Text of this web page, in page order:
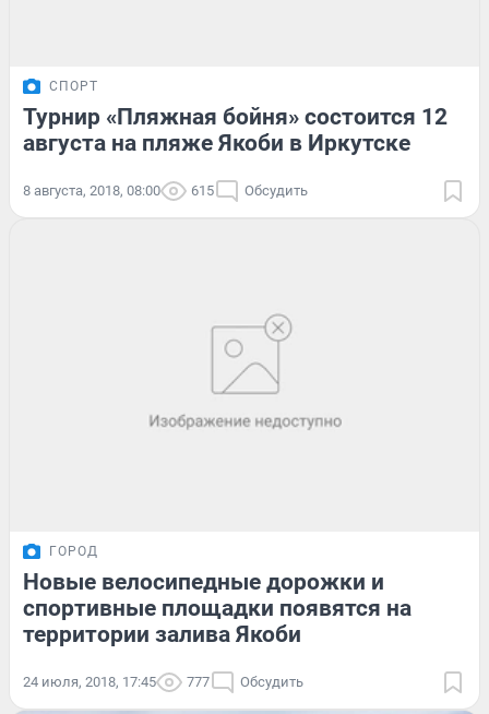
СПОРТ
Турнир «Пляжная бойня» состоится 12
августа на пляже Якоби в Иркутске
8 августа, 2018, 08:00 615 Обсудить
ГОРОД
Новые велосипедные дорожки и
спортивные площадки появятся на
территории залива Якоби
24 июля, 2018, 17:45 777 Обсудить